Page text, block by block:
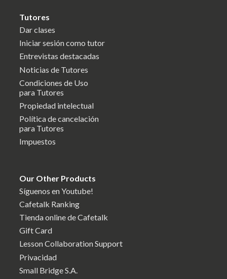
Tutores
Dar clases
Iniciar sesión como tutor
Entrevistas destacadas
Noticias de Tutores
Condiciones de Uso
para Tutores
Propiedad intelectual
Política de cancelación
para Tutores
Impuestos
Our Other Products
Síguenos en Youtube!
Cafetalk Ranking
Tienda online de Cafetalk
Gift Card
Lesson Collaboration Support
Privacidad
Small Bridge S.A.